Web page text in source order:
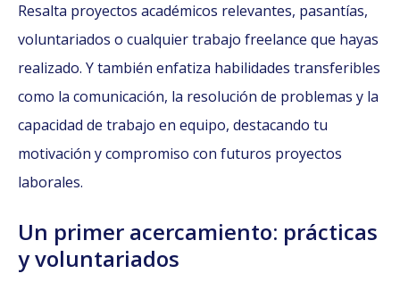
Resalta proyectos académicos relevantes, pasantías,
voluntariados o cualquier trabajo freelance que hayas
realizado. Y también enfatiza habilidades transferibles
como la comunicación, la resolución de problemas y la
capacidad de trabajo en equipo, destacando tu
motivación y compromiso con futuros proyectos
laborales.
Un primer acercamiento: prácticas
y voluntariados